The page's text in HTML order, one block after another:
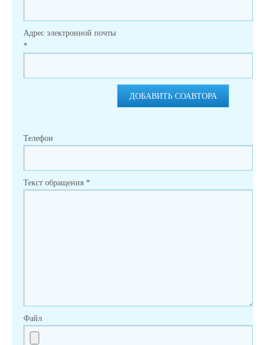
Адрес электронной почты
*
ДОБАВИТЬ СОАВТОРА
Телефон
Текст обращения *
Файл